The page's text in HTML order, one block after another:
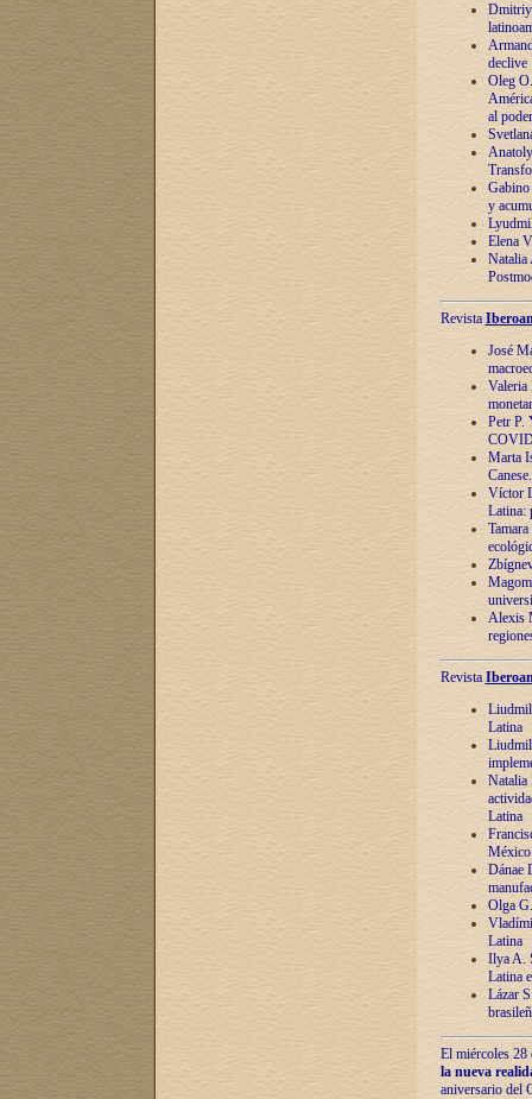
Dmitriy
declive
Oleg
al poder
y
Elena
Natalia
Revista
José
Valeria
Petr P.
Marta
Víctor
Latina:
Alexis
Revista
Latina
Natalia
Latina
México
Dánae
Olga
Latina
Ilya A.
Latina
Lázar
El miércoles 28
la nueva
aniversario del